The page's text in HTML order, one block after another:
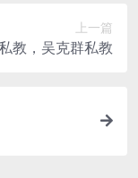
上一篇
教，吴克群私教